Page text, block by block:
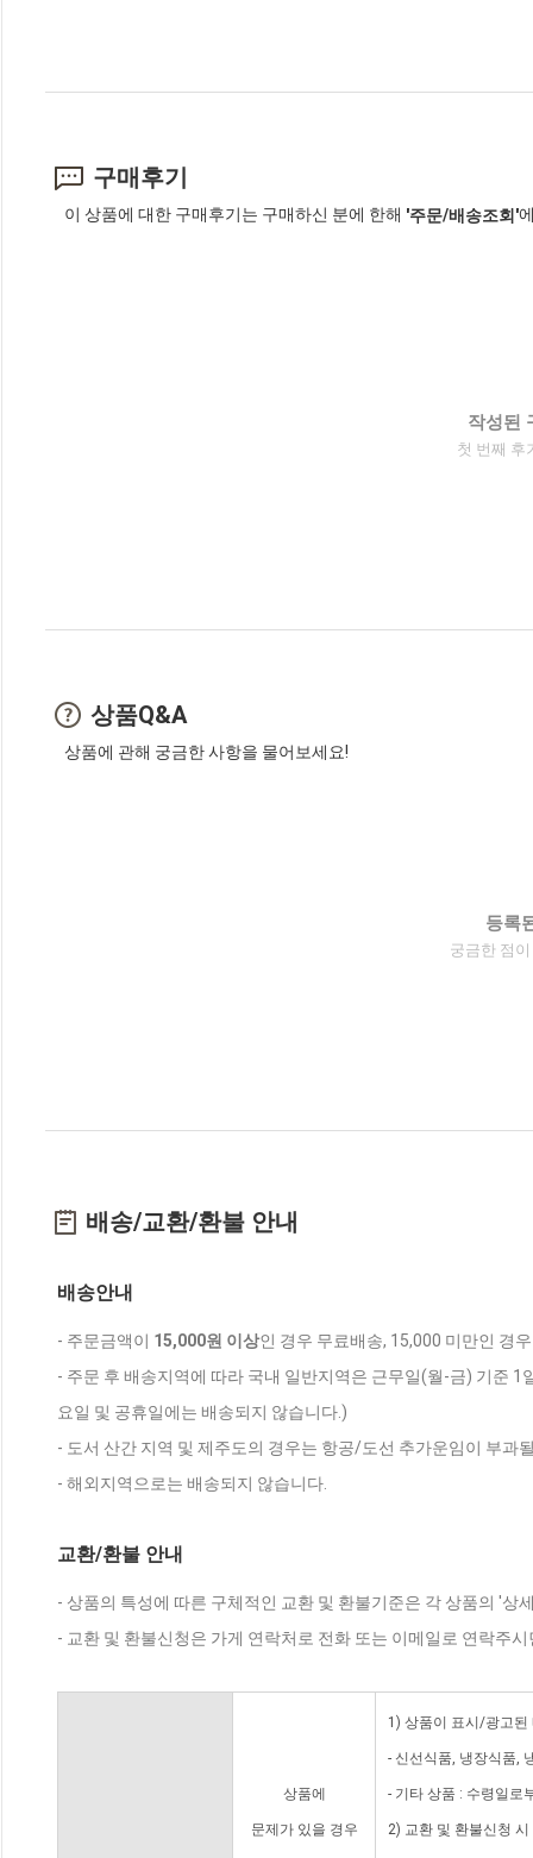
구매후기
이 상품에 대한 구매후기는 구매하신 분에 한해 '주문/배송조회'
작성된
첫 번째 후
상품Q&A
상품에 관해 궁금한 사항을 물어보세요!
등록
궁금한 점
배송/교환/환불 안내
배송안내
- 주문금액이 15,000원 이상인 경우 무료배송, 15,000 미만인 경
- 주문 후 배송지역에 따라 국내 일반지역은 근무일(월-금) 기준
요일 및 공휴일에는 배송되지 않습니다.)
- 도서 산간 지역 및 제주도의 경우는 항공/도선 추가운임이 부과
- 해외지역으로는 배송되지 않습니다.
교환/환불 안내
- 상품의 특성에 따른 구체적인 교환 및 환불기준은 각 상품의 '상
- 교환 및 환불신청은 가게 연락처로 전화 또는 이메일로 연락주
상품에
문제가 있을 경우
1) 상품이 표시/광고된
- 신선식품, 냉장식품,
- 기타 상품 : 수령일로
2) 교환 및 환불신청